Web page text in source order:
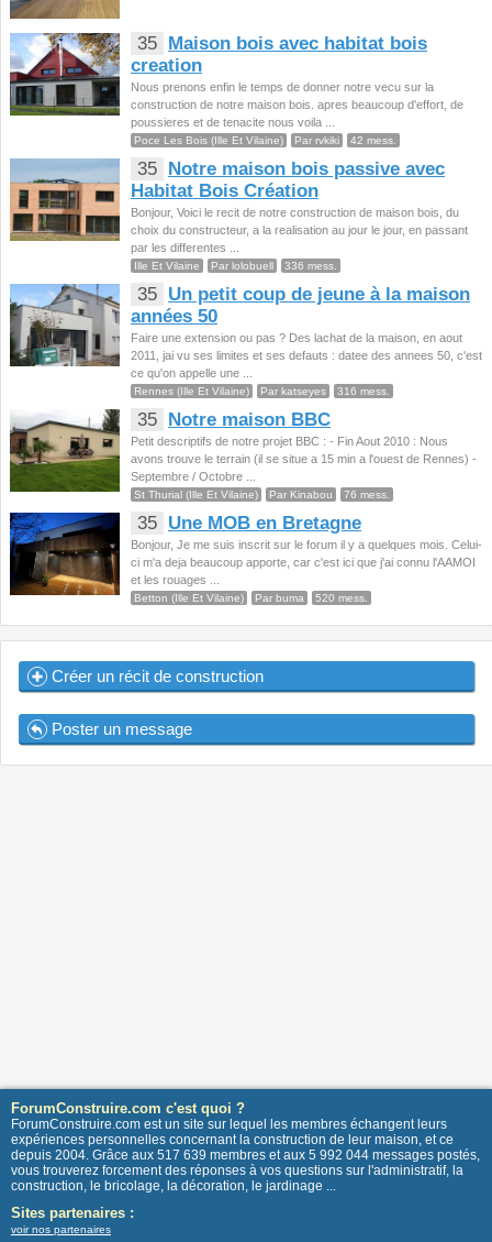
35
Maison bois avec habitat bois
creation
Nous prenons enfin le temps de donner notre vecu sur la
construction de notre maison bois. apres beaucoup d'effort, de
poussieres et de tenacite nous voila ...
Poce Les Bois (Ille Et Vilaine) Par rvkiki 42 mess.
35
Notre maison bois passive avec
Habitat Bois Création
Bonjour, Voici le recit de notre construction de maison bois, du
choix du constructeur, a la realisation au jour le jour, en passant
par les differentes ...
Ille Et Vilaine Par lolobuell 336 mess.
35 Un petit coup de jeune à la maison
années 50
Faire une extension ou pas ? Des lachat de la maison, en aout
2011, jai vu ses limites et ses defauts : datee des annees 50, c'est
ce qu'on appelle une ...
Rennes (Ille Et Vilaine) Par katseyes 316 mess.
35 Notre maison BBC
Petit descriptifs de notre projet BBC : - Fin Aout 2010 : Nous
avons trouve le terrain (il se situe a 15 min a l'ouest de Rennes) -
Septembre / Octobre ...
St Thurial (Ille Et Vilaine) Par Kinabou 76 mess.
35 Une MOB en Bretagne
Bonjour, Je me suis inscrit sur le forum il y a quelques mois. Celui-
ci m'a deja beaucoup apporte, car c'est ici que j'ai connu l'AAMOI
et les rouages ...
Betton (Ille Et Vilaine) Par buma 520 mess.
Créer un récit de construction
Poster un message
ForumConstruire.com c'est quoi ?
ForumConstruire.com est un site sur lequel les membres échangent leurs
expériences personnelles concernant la construction de leur maison, et ce
depuis 2004. Grâce aux 517 639 membres et aux 5 992 044 messages postés,
vous trouverez forcement des réponses à vos questions sur l'administratif, la
construction, le bricolage, la décoration, le jardinage ...
Sites partenaires :
voir nos partenaires